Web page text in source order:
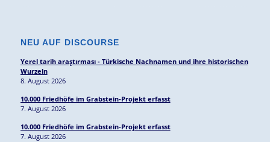
NEU AUF DISCOURSE
Yerel tarih araştırması - Türkische Nachnamen und ihre historischen
Wurzeln
8. August 2026
10.000 Friedhöfe im Grabstein-Projekt erfasst
7. August 2026
10.000 Friedhöfe im Grabstein-Projekt erfasst
7. August 2026